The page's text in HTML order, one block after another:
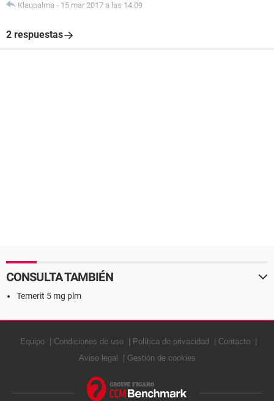
Klaupalma - 15 mar 2017 a las 14:09
2 respuestas
CONSULTA TAMBIÉN
Temerit 5 mg plm
Equipo Condiciones de uso Política de privacidad
Contacto
Aviso legal
Gestión de cookies